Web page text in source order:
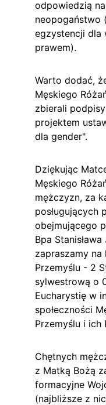
odpowiedzią
neopogaństwo
egzystencji dla
prawem).
Warto dodać,
Męskiego
zbierali
projektem
dla gender".
Dziękując
Męskiego
mężczyzn, za
posługujących
obejmującego
Bpa
zapraszamy na
Przemyślu - 2
sylwestrową o
Eucharystię w
społeczności
Przemyślu i ich
Chętnych
z Matką Bożą
formacyjne
(najbliższe z